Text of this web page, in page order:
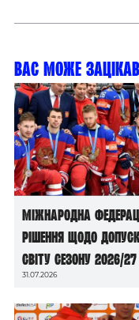
Вас може
Міжнародна
рішення щодо
світу сезону 2026/27
31.07.2026